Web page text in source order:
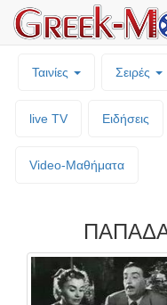
Ταινίες Σειρές
live TV Ειδήσεις
Video-Mαθήματα